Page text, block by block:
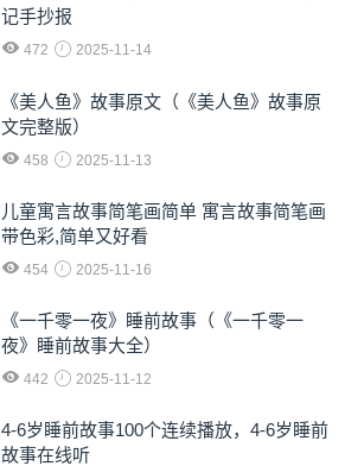
记手抄报
472 2025-11-14
《美人鱼》故事原文（《美人鱼》故事原
文完整版）
458 2025-11-13
儿童寓言故事简笔画简单 寓言故事简笔画
带色彩,简单又好看
454 2025-11-16
《一千零一夜》睡前故事（《一千零一
夜》睡前故事大全）
442 2025-11-12
4-6岁睡前故事100个连续播放，4-6岁睡前
故事在线听